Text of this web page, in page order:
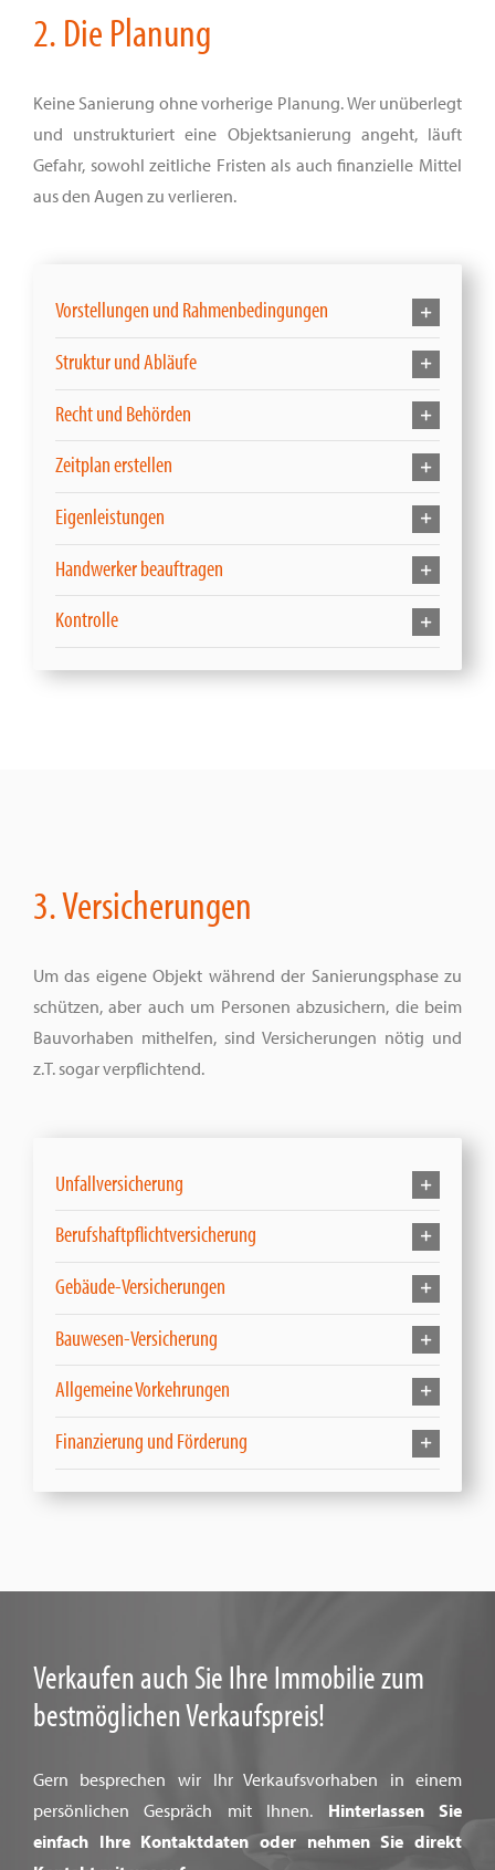
2. Die Planung
Keine Sanierung ohne vorherige Planung. Wer unüberlegt
und unstrukturiert eine Objektsanierung angeht, läuft
Gefahr, sowohl zeitliche Fristen als auch finanzielle Mittel
aus den Augen zu verlieren.
Vorstellungen und Rahmenbedingungen
Struktur und Abläufe
Recht und Behörden
Zeitplan erstellen
Eigenleistungen
Handwerker beauftragen
Kontrolle
3. Versicherungen
Um das eigene Objekt während der Sanierungsphase zu
schützen, aber auch um Personen abzusichern, die beim
Bauvorhaben mithelfen, sind Versicherungen nötig und
z.T. sogar verpflichtend.
Unfallversicherung
Berufshaftpflichtversicherung
Gebäude-Versicherungen
Bauwesen-Versicherung
Allgemeine Vorkehrungen
Finanzierung und Förderung
Verkaufen auch Sie Ihre Immobilie zum
bestmöglichen Verkaufspreis!
Gern besprechen wir Ihr Verkaufsvorhaben in einem
persönlichen Gespräch mit Ihnen. Hinterlassen Sie
einfach Ihre Kontaktdaten oder nehmen Sie direkt